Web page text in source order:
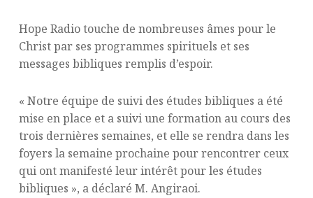
Hope Radio touche de nombreuses âmes pour le
Christ par ses programmes spirituels et ses
messages bibliques remplis d’espoir.
« Notre équipe de suivi des études bibliques a été
mise en place et a suivi une formation au cours des
trois dernières semaines, et elle se rendra dans les
foyers la semaine prochaine pour rencontrer ceux
qui ont manifesté leur intérêt pour les études
bibliques », a déclaré M. Angiraoi.